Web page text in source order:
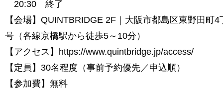
20:30 終了
【会場】QUINTBRIDGE 2F｜大阪市都島区東野田町
号（各線京橋駅から徒歩5～10分）
【アクセス】https://www.quintbridge.jp/access/
【定員】30名程度（事前予約優先／申込順）
【参加費】無料